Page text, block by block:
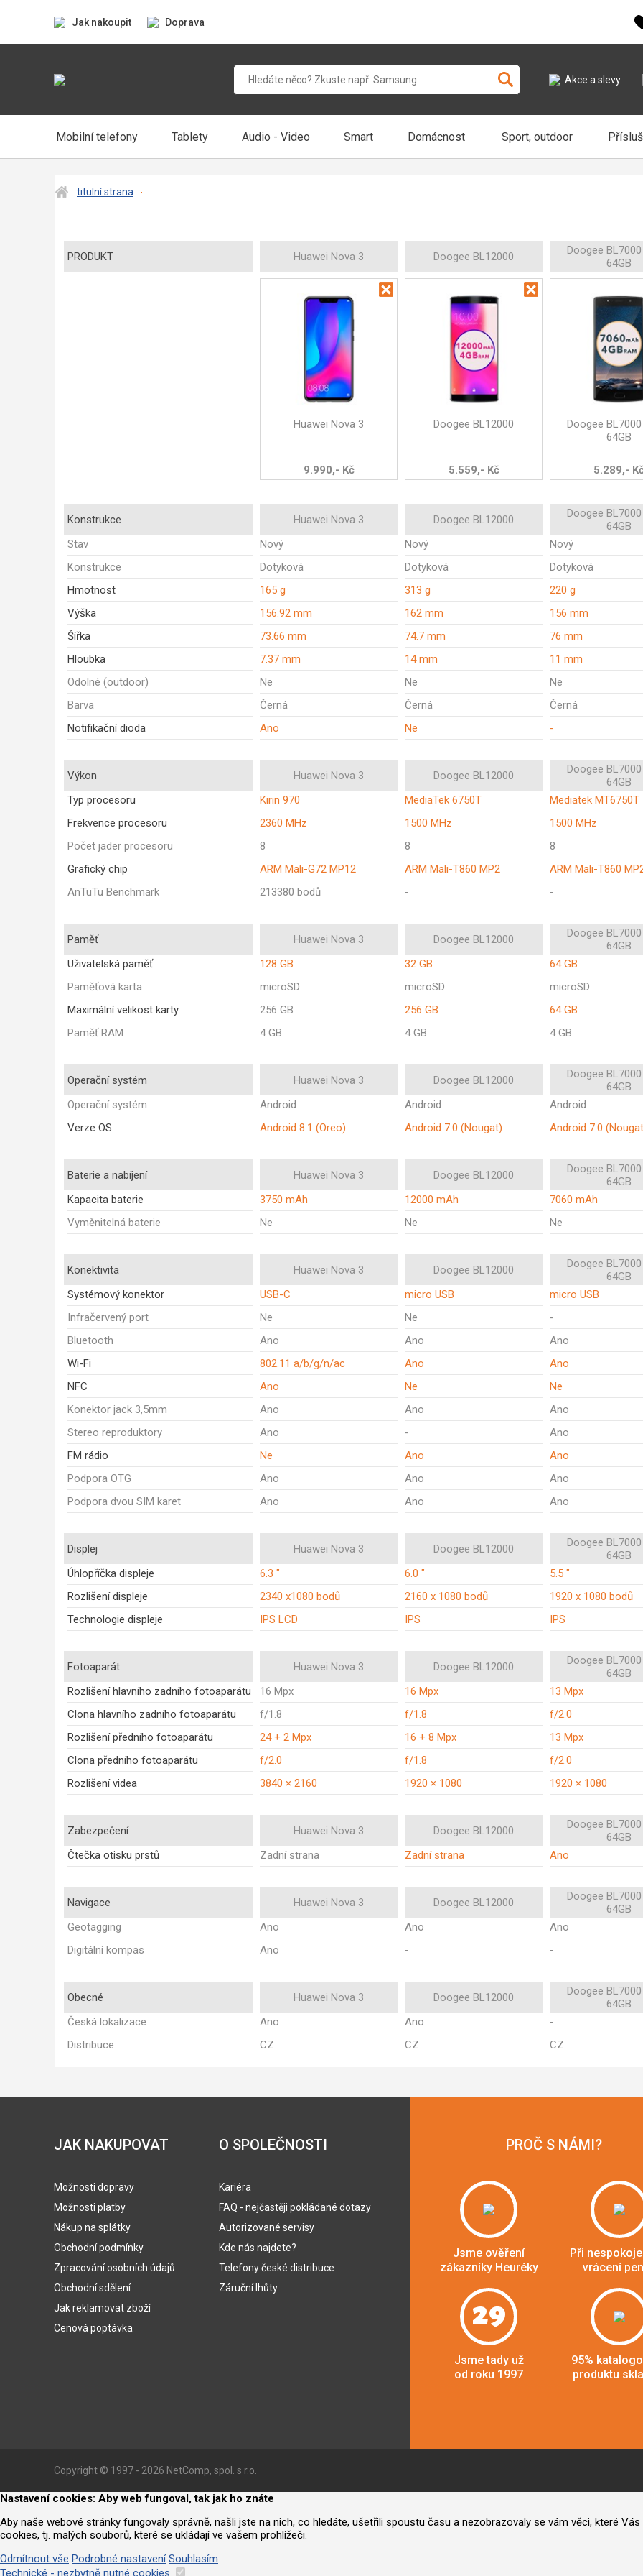
Jak nakoupit Doprava
Akce a slevy
Mobilní telefony Tablety Audio - Video Smart Domácnost Sport, outdoor
titulní strana
PRODUKT Huawei Nova 3 Doogee BL12000
Doogee
64GB
Huawei Nova 3
9.990,- Kč
Doogee BL12000
5.559,- Kč
Doogee
64GB
5.289,-
Konstrukce Huawei Nova 3 Doogee BL12000
Doogee
64GB
Stav
Nový Nový
Nový
Konstrukce
Dotyková Dotyková
Dotyková
Hmotnost
165 g 313 g
220 g
Výška
156.92 mm 162 mm
156 mm
Šířka
73.66 mm 74.7 mm
76 mm
Hloubka
7.37 mm 14 mm
11 mm
Odolné (outdoor)
Ne Ne
Ne
Barva
Černá Černá
Černá
Notifikační dioda
Ano Ne -
Výkon Huawei Nova 3 Doogee BL12000
Doogee
64GB
Typ procesoru
Kirin 970 MediaTek 6750T
Mediatek MT6750T
Frekvence procesoru
2360 MHz 1500 MHz
1500 MHz
Počet jader procesoru
8 8
8
Grafický chip
ARM Mali-G72 MP12 ARM Mali-T860 MP2
ARM Mali-T860
AnTuTu Benchmark
213380 bodů - -
Paměť Huawei Nova 3 Doogee BL12000
Doogee
64GB
Uživatelská paměť
128 GB 32 GB
64 GB
Paměťová karta
microSD microSD
microSD
Maximální velikost karty
256 GB 256 GB
64 GB
Paměť RAM
4 GB 4 GB 4 GB
Operační systém Huawei Nova 3 Doogee BL12000
Doogee
64GB
Operační systém
Android Android
Android
Verze OS
Android 8.1 (Oreo) Android 7.0 (Nougat) Android 7.0
Baterie a nabíjení Huawei Nova 3 Doogee BL12000
Doogee
64GB
Kapacita baterie
3750 mAh 12000 mAh
7060 mAh
Vyměnitelná baterie
Ne Ne Ne
Konektivita Huawei Nova 3 Doogee BL12000
Doogee
64GB
Systémový konektor
USB-C micro USB
micro USB
Infračervený port
Ne Ne
-
Bluetooth
Ano Ano
Ano
Wi-Fi
802.11 a/b/g/n/ac Ano
Ano
NFC
Ano Ne
Ne
Konektor jack 3,5mm
Ano Ano
Ano
Stereo reproduktory
Ano -
Ano
FM rádio
Ne Ano
Ano
Podpora OTG
Ano Ano
Ano
Podpora dvou SIM karet
Ano Ano Ano
Displej Huawei Nova 3 Doogee BL12000
Doogee
64GB
Úhlopříčka displeje
6.3 " 6.0 "
5.5 "
Rozlišení displeje
2340 x1080 bodů 2160 x 1080 bodů
1920 x 1080 bodů
Technologie displeje
IPS LCD IPS IPS
Fotoaparát Huawei Nova 3 Doogee BL12000
Doogee
64GB
Rozlišení hlavního zadního fotoaparátu
16 Mpx 16 Mpx
13 Mpx
Clona hlavního zadního fotoaparátu
f/1.8 f/1.8
f/2.0
Rozlišení předního fotoaparátu
24 + 2 Mpx 16 + 8 Mpx
13 Mpx
Clona předního fotoaparátu
f/2.0 f/1.8
f/2.0
Rozlišení videa
3840 × 2160 1920 × 1080 1920 × 1080
Zabezpečení Huawei Nova 3 Doogee BL12000
Doogee
64GB
Čtečka otisku prstů
Zadní strana Zadní strana Ano
Navigace Huawei Nova 3 Doogee BL12000
Doogee
64GB
Geotagging
Ano Ano
Ano
Digitální kompas
Ano - -
Obecné Huawei Nova 3 Doogee BL12000
Doogee
64GB
Česká lokalizace
Ano Ano
-
Distribuce
CZ CZ CZ
JAK NAKUPOVAT
Možnosti dopravy
Možnosti platby
Nákup na splátky
Obchodní podmínky
Zpracování osobních údajů
Obchodní sdělení
Jak reklamovat zboží
Cenová poptávka
O SPOLEČNOSTI
Kariéra
FAQ - nejčastěji pokládané dotazy
Autorizované servisy
Kde nás najdete?
Telefony české distribuce
Záruční lhůty
PROČ S NÁMI?
Jsme ověření
zákazníky Heuréky
Při
vrácení
29
Jsme tady už
od roku 1997
95%
produktu
Copyright © 1997 - 2026 NetComp, spol. s r.o.
Nastavení cookies: Aby web fungoval, tak jak ho znáte
Aby naše webové stránky fungovaly správně, našli jste na nich, co hledáte, ušetřili spoustu času a nezobrazovaly se vám věci, které
cookies, tj. malých souborů, které se ukládají ve vašem prohlížeči.
Odmítnout vše Podrobné nastavení Souhlasím
Technické - nezbytně nutné cookies